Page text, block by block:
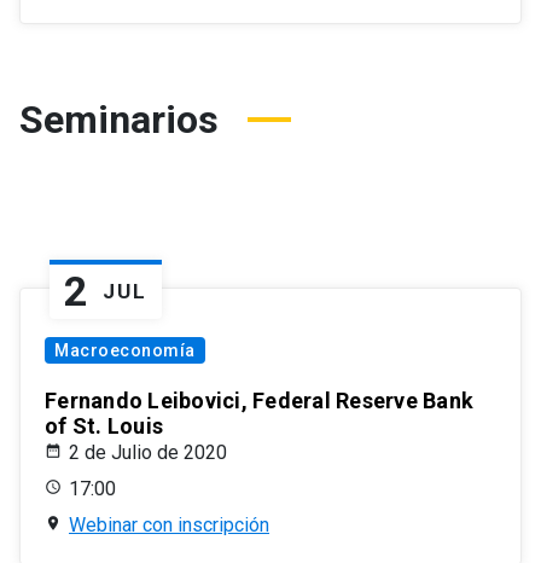
Seminarios
2 JUL
Macroeconomía
Fernando Leibovici, Federal Reserve Bank
of St. Louis
2 de Julio de 2020
17:00
Webinar con inscripción